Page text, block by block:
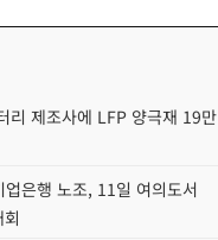
리 제조사에 LFP 양극재 19만
은행 노조, 11일 여의도서